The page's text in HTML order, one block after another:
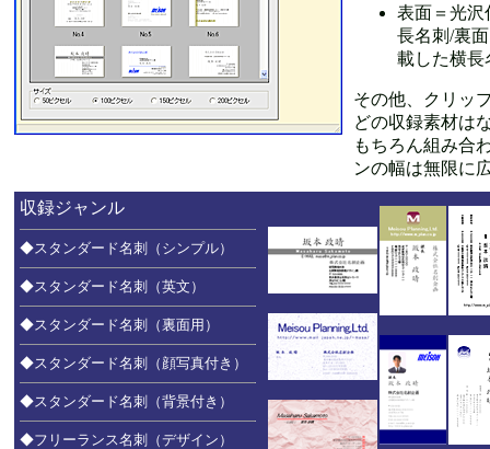
表面＝光沢
長名刺/裏
載した横長
その他、クリッ
どの収録素材は
もちろん組み合
ンの幅は無限に
収録ジャンル
◆スタンダード名刺（シンプル）
◆スタンダード名刺（英文）
◆スタンダード名刺（裏面用）
◆スタンダード名刺（顔写真付き）
◆スタンダード名刺（背景付き）
◆フリーランス名刺（デザイン）